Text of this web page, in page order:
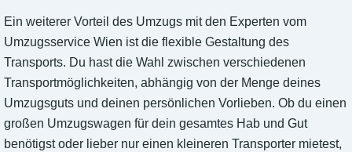
Ein weiterer Vorteil des Umzugs mit den Experten vom
Umzugsservice Wien ist die flexible Gestaltung des
Transports. Du hast die Wahl zwischen verschiedenen
Transportmöglichkeiten, abhängig von der Menge deines
Umzugsguts und deinen persönlichen Vorlieben. Ob du einen
großen Umzugswagen für dein gesamtes Hab und Gut
benötigst oder lieber nur einen kleineren Transporter mietest,